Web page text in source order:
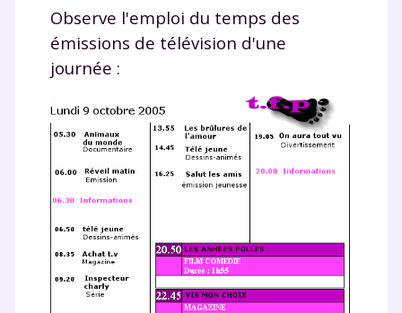
Observe l'emploi du temps des
émissions de télévision d'une
journée :